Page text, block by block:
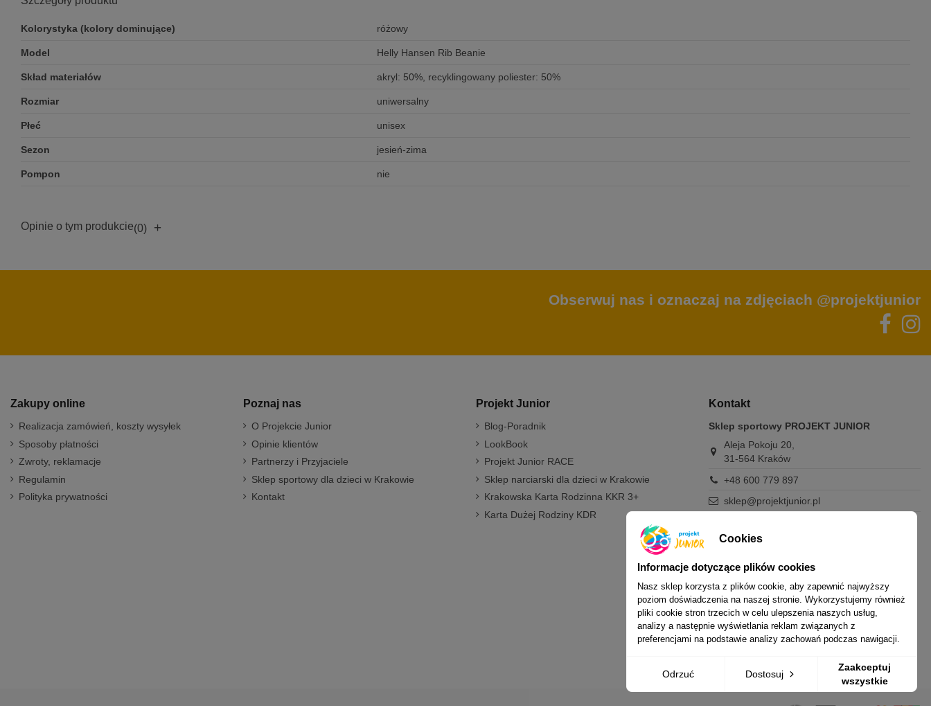
Kolorystyka (kolory dominujące) różowy
Model Helly Hansen Rib Beanie
Skład materiałów akryl: 50%, recyklingowany poliester: 50%
Rozmiar uniwersalny
Płeć unisex
Sezon jesień-zima
Pompon nie
Opinie o tym produkcie(0) +
Obserwuj nas i oznaczaj na zdjęciach @projektjunior
Zakupy online
Realizacja zamówień, koszty wysyłek
Sposoby płatności
Zwroty, reklamacje
Regulamin
Polityka prywatności
Poznaj nas
O Projekcie Junior
Opinie klientów
Partnerzy i Przyjaciele
Sklep sportowy dla dzieci w Krakowie
Kontakt
Projekt Junior
Blog-Poradnik
LookBook
Projekt Junior RACE
Sklep narciarski dla dzieci w Krakowie
Krakowska Karta Rodzinna KKR 3+
Karta Dużej Rodziny KDR
Kontakt
Sklep sportowy PROJEKT JUNIOR
Aleja Pokoju 20,
31-564 Kraków
+48 600 779 897
sklep@projektjunior.pl
poniedziałek - piątek: 11.00-19.00
niedziela (każda): nieczynne
Nie odpowiadamy na wiadomości SMS. W
sprawach dotyczących zamówień i oferty
prosimy o kontakt mailowy, telefoniczny lub
przez Messenger.
Cookies
Informacje dotyczące plików cookies
Nasz sklep korzysta z plików cookie, aby zapewnić najwyższy
poziom doświadczenia na naszej stronie. Wykorzystujemy również
pliki cookie stron trzecich w celu ulepszenia naszych usług,
analizy a następnie wyświetlania reklam związanych z
preferencjami na podstawie analizy zachowań podczas nawigacji.
Odrzuć Dostosuj
Zaakceptuj
wszystkie